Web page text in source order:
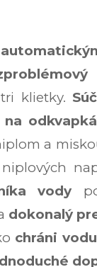
klietky.
a
vody
dokonalý
chráni